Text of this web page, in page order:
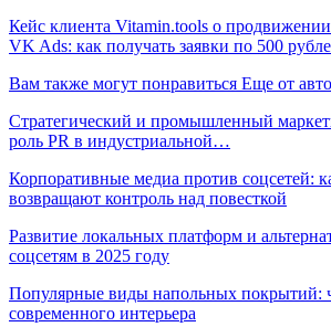
Кейс клиента Vitamin.tools о продвижении
VK Ads: как получать заявки по 500
Вам также могут понравиться Еще от
Стратегический и промышленный
роль PR в индустриальной…
Корпоративные медиа против соцсетей:
возвращают контроль над повесткой
Развитие локальных платформ и
соцсетям в 2025 году
Популярные виды напольных покрытий:
современного интерьера